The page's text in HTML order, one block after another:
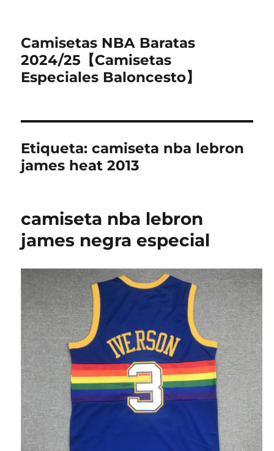
Camisetas NBA Baratas
2024/25【Camisetas
Especiales Baloncesto】
Etiqueta:camiseta nba lebron
james heat 2013
camiseta nba lebron
james negra especial